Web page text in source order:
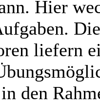
Hier
liefern
den